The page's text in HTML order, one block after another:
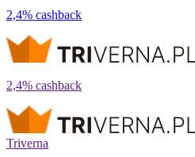
2,4% cashback
2,4% cashback
Triverna